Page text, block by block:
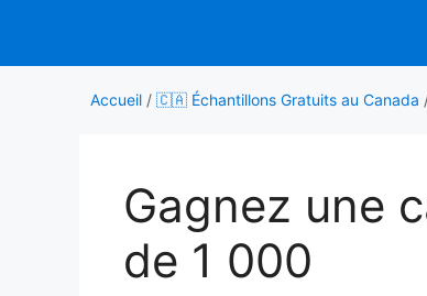
contenu
Accueil / 🇨🇦 Échantillons Gratuits au Canada
Gagnez une
de 1 000